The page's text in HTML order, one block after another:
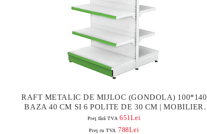
RAFT METALIC DE MIJLOC (GONDOLA) 100*140
BAZA 40 CM SI 6 POLITE DE 30 CM | MOBILIER
MAGAZIN
Preţ fără TVA 651Lei
Preţ cu TVA 788Lei